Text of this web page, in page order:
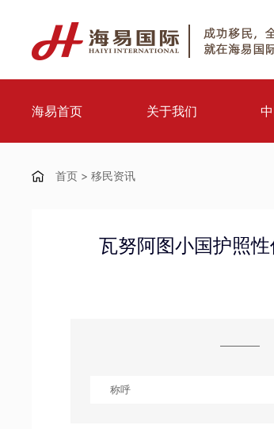
海易首页 关于我们
首页 > 移民资讯
瓦努阿图小国护照